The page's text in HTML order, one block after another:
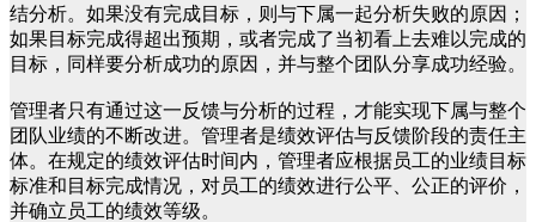
结分析。如果没有完成目标，则与下属一起分析失败的原因；
如果目标完成得超出预期，或者完成了当初看上去难以完成的
目标，同样要分析成功的原因，并与整个团队分享成功经验。
管理者只有通过这一反馈与分析的过程，才能实现下属与整个
团队业绩的不断改进。管理者是绩效评估与反馈阶段的责任主
体。在规定的绩效评估时间内，管理者应根据员工的业绩目标
标准和目标完成情况，对员工的绩效进行公平、公正的评价，
并确立员工的绩效等级。